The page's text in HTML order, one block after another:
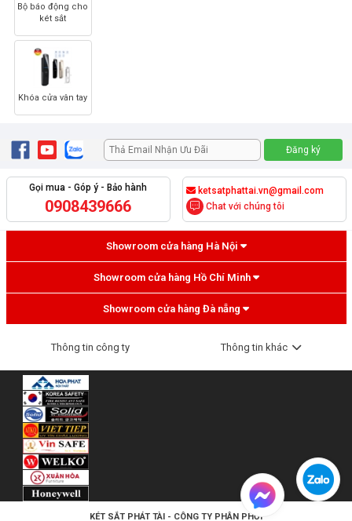
Bộ báo động cho
két sắt
Khóa cửa vân tay
Gọi mua - Góp ý - Bảo hành
0908439666
ketsatphattai.vn@gmail.com
Chat với chúng tôi
Showroom cửa hàng Hà Nội
Showroom cửa hàng Hồ Chí Minh
Showroom cửa hàng Đà nẵng
Thông tin công ty Thông tin khác
KÉT SẮT PHÁT TÀI - CÔNG TY PHÂN PHỐI